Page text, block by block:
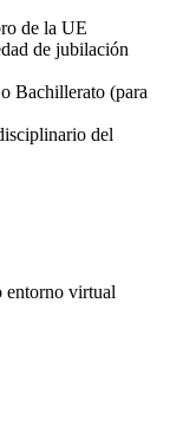
de la UE
de jubilación
Bachillerato (para
del
entorno virtual